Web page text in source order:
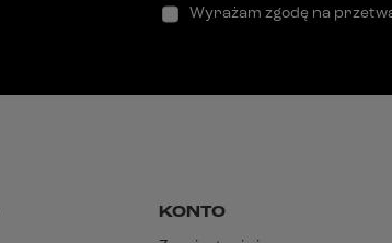
Wyrażam zgodę na
KONTO